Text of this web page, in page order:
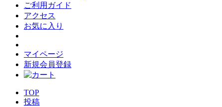
ご利用ガイド
アクセス
お気に入り
マイページ
新規会員登録
TOP
投稿